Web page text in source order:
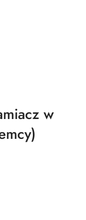
w